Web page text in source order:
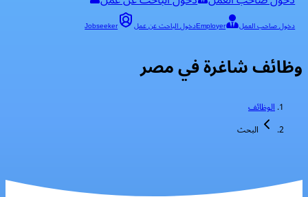
دخول صاحب العمل Employerدخول الباحث عن عمل Jobseeker
وظائف شاغرة في مصر
الوظائف
البحث